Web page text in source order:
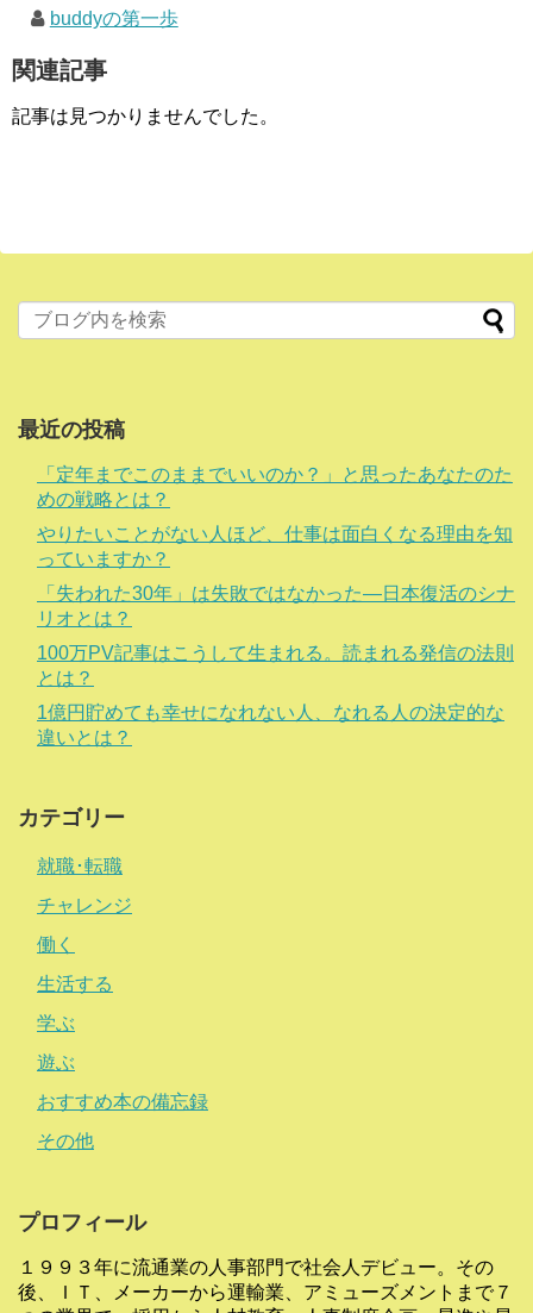
buddyの第一歩
関連記事
記事は見つかりませんでした。
最近の投稿
「定年までこのままでいいのか？」と思ったあなたのた
めの戦略とは？
やりたいことがない人ほど、仕事は面白くなる理由を知
っていますか？
「失われた30年」は失敗ではなかった―日本復活のシナ
リオとは？
100万PV記事はこうして生まれる。読まれる発信の法則
とは？
1億円貯めても幸せになれない人、なれる人の決定的な
違いとは？
カテゴリー
就職･転職
チャレンジ
働く
生活する
学ぶ
遊ぶ
おすすめ本の備忘録
その他
プロフィール
１９９３年に流通業の人事部門で社会人デビュー。その
後、ＩＴ、メーカーから運輸業、アミューズメントまで７